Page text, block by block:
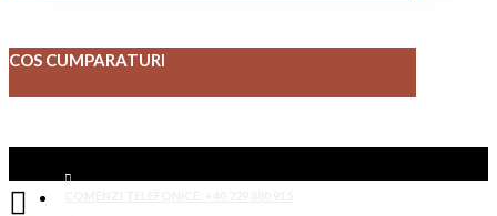
COS CUMPARATURI